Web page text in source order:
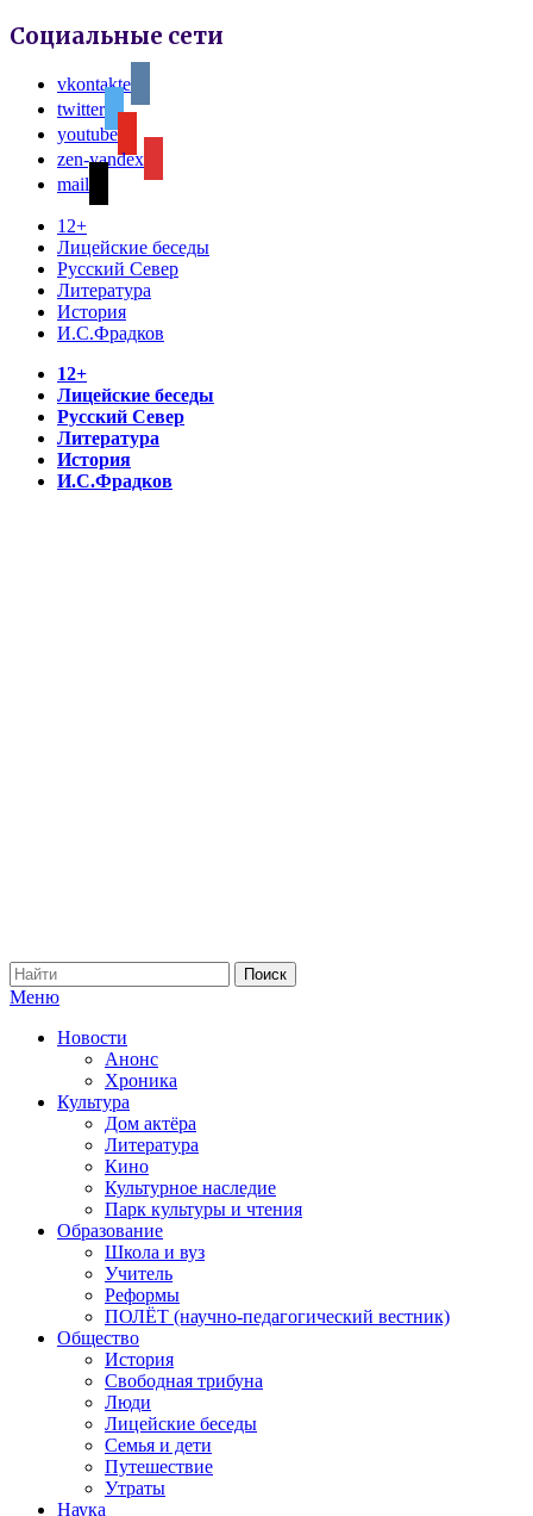
Социальные сети
vkontakte
twitter
youtube
zen-yandex
mail
12+
Лицейские беседы
Русский Север
Литература
История
И.С.Фрадков
12+
Лицейские беседы
Русский Север
Литература
История
И.С.Фрадков
Меню
Новости
Анонс
Хроника
Культура
Дом актёра
Литература
Кино
Культурное наследие
Парк культуры и чтения
Образование
Школа и вуз
Учитель
Реформы
ПОЛЁТ (научно-педагогический вестник)
Общество
История
Свободная трибуна
Люди
Лицейские беседы
Семья и дети
Путешествие
Утраты
Наука